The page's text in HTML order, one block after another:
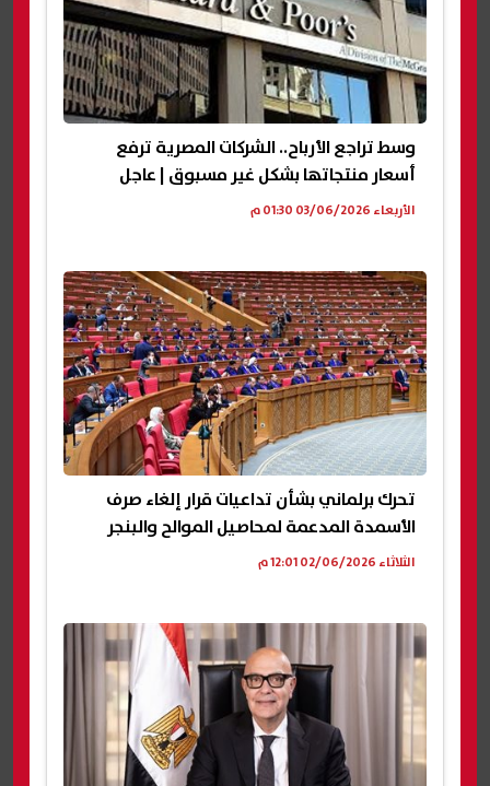
وسط تراجع الأرباح.. الشركات المصرية ترفع
أسعار منتجاتها بشكل غير مسبوق | عاجل
الأربعاء 03/06/2026 01:30 م
تحرك برلماني بشأن تداعيات قرار إلغاء صرف
الأسمدة المدعمة لمحاصيل الموالح والبنجر
الثلاثاء 02/06/2026 12:01 م